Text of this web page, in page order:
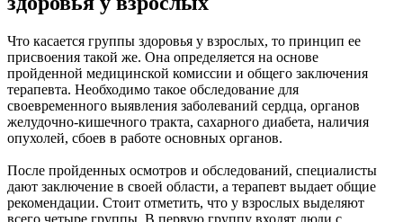
Что касается группы здоровья у взрослых, то принцип ее
присвоения такой же. Она определяется на основе
пройденной медицинской комиссии и общего заключения
терапевта. Необходимо такое обследование для
своевременного выявления заболеваний сердца, органов
желудочно-кишечного тракта, сахарного диабета, наличия
опухолей, сбоев в работе основных органов.
После пройденных осмотров и обследований, специалисты
дают заключение в своей области, а терапевт выдает общие
рекомендации. Стоит отметить, что у взрослых выделяют